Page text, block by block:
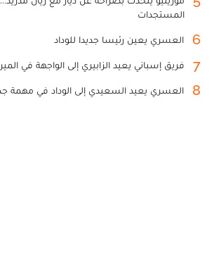
المستجدات
6 العسري يعين رئيسا جديدا للوداد
7 فريق إسباني يعيد الزابيري إلى الواجهة في
8 العسري يعيد السعيدي إلى الوداد في مهمة